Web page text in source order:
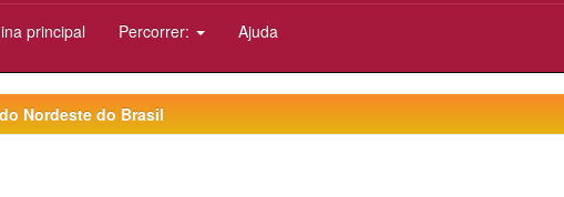
principal Percorrer: Ajuda
Nordeste do Brasil